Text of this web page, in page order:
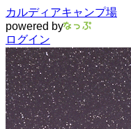
カルディアキャンプ場
powered by
ログイン